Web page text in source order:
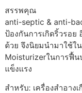
สรรพคุณ
anti-septic & anti-
ป้องกันการเกิดริ้วรอย
ด้วย จึงนิยมนำมาใช้
Moisturizerในการฟื้
แข็งแรง
สำหรับ: เครื่องสำอาง